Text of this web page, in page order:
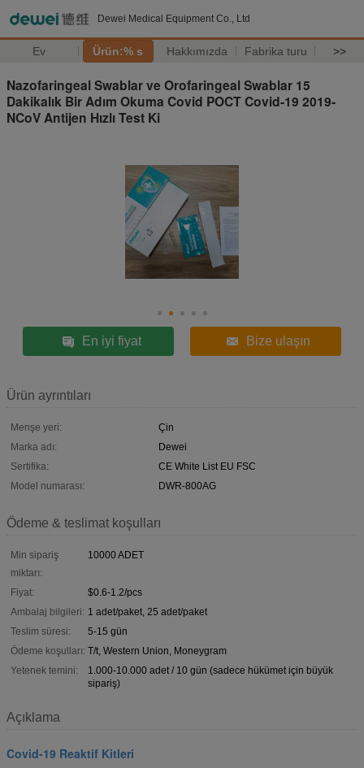
Dewei Medical Equipment Co., Ltd
Ev Ürün:% s Hakkımızda Fabrika turu >>
Nazofaringeal Swablar ve Orofaringeal Swablar 15
Dakikalık Bir Adım Okuma Covid POCT Covid-19 2019-
NCoV Antijen Hızlı Test Ki
En iyi fiyat Bize ulaşın
Ürün ayrıntıları
Menşe yeri:
Çin
Marka adı:
Dewei
Sertifika:
CE White List EU FSC
Model numarası:
DWR-800AG
Ödeme & teslimat koşulları
Min sipariş
miktarı:
10000 ADET
Fiyat:
$0.6-1.2/pcs
Ambalaj bilgileri: 1 adet/paket, 25 adet/paket
Teslim süresi:
5-15 gün
Ödeme koşulları: T/t, Western Union, Moneygram
Yetenek temini:
1.000-10.000 adet / 10 gün (sadece hükümet için büyük
sipariş)
Açıklama
Covid-19 Reaktif Kitleri